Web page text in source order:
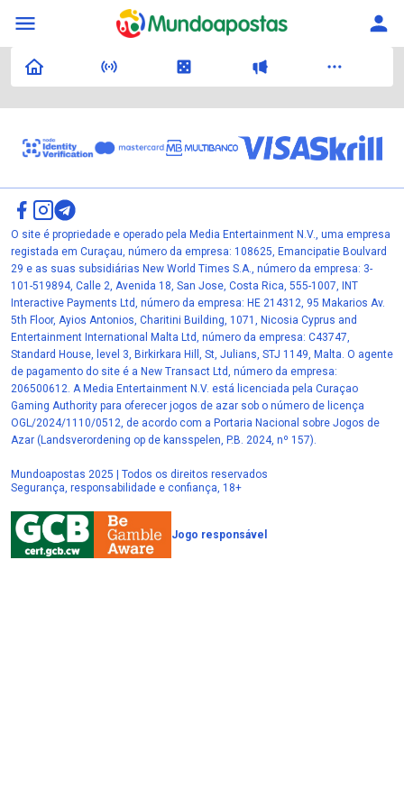
O site é propriedade e operado pela Media Entertainment N.V., uma empresa
registada em Curaçau, número da empresa: 108625, Emancipatie Boulvard
29 e as suas subsidiárias New World Times S.A., número da empresa: 3-
101-519894, Calle 2, Avenida 18, San Jose, Costa Rica, 555-1007, INT
Interactive Payments Ltd, número da empresa: HE 214312, 95 Makarios Av.
5th Floor, Ayios Antonios, Charitini Building, 1071, Nicosia Cyprus and
Entertainment International Malta Ltd, número da empresa: C43747,
Standard House, level 3, Birkirkara Hill, St, Julians, STJ 1149, Malta. O agente
de pagamento do site é a New Transact Ltd, número da empresa:
206500612. A Media Entertainment N.V. está licenciada pela Curaçao
Gaming Authority para oferecer jogos de azar sob o número de licença
OGL/2024/1110/0512, de acordo com a Portaria Nacional sobre Jogos de
Azar (Landsverordening op de kansspelen, P.B. 2024, nº 157).
Mundoapostas 2025 | Todos os direitos reservados
Segurança, responsabilidade e confiança, 18+
Jogo responsável